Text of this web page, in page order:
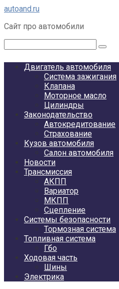
Перейти
контенту
autoand.ru
Сайт про автомобили
Двигатель автомобиля
Система зажигания
Клапана
Моторное масло
Цилиндры
Законодательство
Автокредитование
Страхование
Кузов автомобиля
Салон автомобиля
Новости
Трансмиссия
АКПП
Вариатор
МКПП
Сцепление
Системы безопасности
Тормозная система
Топливная система
Гбо
Ходовая часть
Шины
Электрика